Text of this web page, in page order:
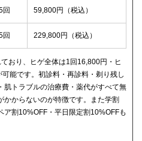
回 59,800円（税込）
回 229,800円（税込）
おり、ヒゲ全体は1回16,800円・ヒ
能です。初診料・再診料・剃り残し
肌トラブルの治療費・薬代がすべて無
からないのが特徴です。また学割
割10%OFF・平日限定割10%OFFも